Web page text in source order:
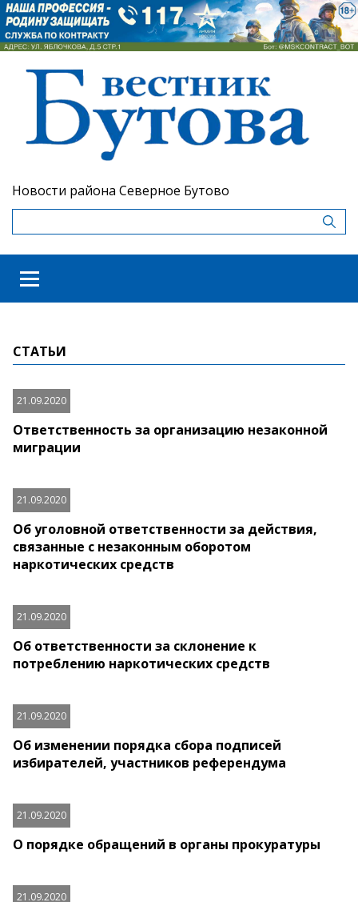
Новости района Северное Бутово
СТАТЬИ
21.09.2020
Ответственность за организацию незаконной
миграции
21.09.2020
Об уголовной ответственности за действия,
связанные с незаконным оборотом
наркотических средств
21.09.2020
Об ответственности за склонение к
потреблению наркотических средств
21.09.2020
Об изменении порядка сбора подписей
избирателей, участников референдума
21.09.2020
О порядке обращений в органы прокуратуры
21.09.2020